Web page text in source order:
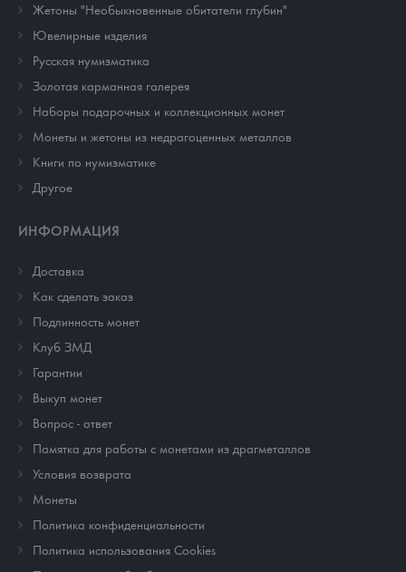
Жетоны "Необыкновенные обитатели глубин"
Ювелирные изделия
Русская нумизматика
Золотая карманная галерея
Наборы подарочных и коллекционных монет
Монеты и жетоны из недрагоценных металлов
Книги по нумизматике
Другое
ИНФОРМАЦИЯ
Доставка
Как сделать заказ
Подлинность монет
Клуб ЗМД
Гарантии
Выкуп монет
Вопрос - ответ
Памятка для работы с монетами из драгметаллов
Условия возврата
Монеты
Политика конфиденциальности
Политика использования Cookies